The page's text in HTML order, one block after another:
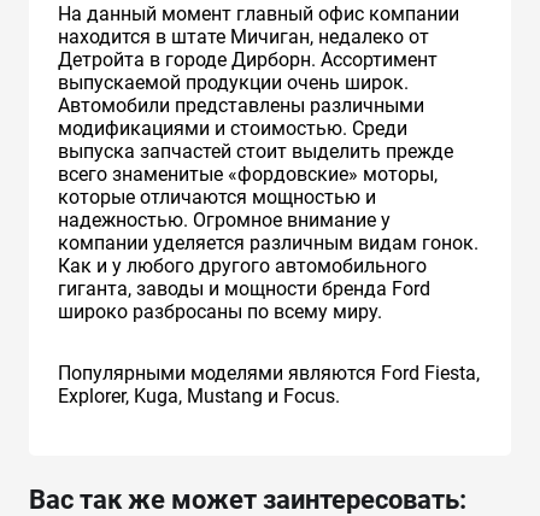
На данный момент главный офис компании
находится в штате Мичиган, недалеко от
Детройта в городе Дирборн. Ассортимент
выпускаемой продукции очень широк.
Автомобили представлены различными
модификациями и стоимостью. Среди
выпуска запчастей стоит выделить прежде
всего знаменитые «фордовские» моторы,
которые отличаются мощностью и
надежностью. Огромное внимание у
компании уделяется различным видам гонок.
Как и у любого другого автомобильного
гиганта, заводы и мощности бренда Ford
широко разбросаны по всему миру.
Популярными моделями являются Ford Fiesta,
Explorer, Kuga, Mustang и Focus.
Вас так же может заинтересовать: